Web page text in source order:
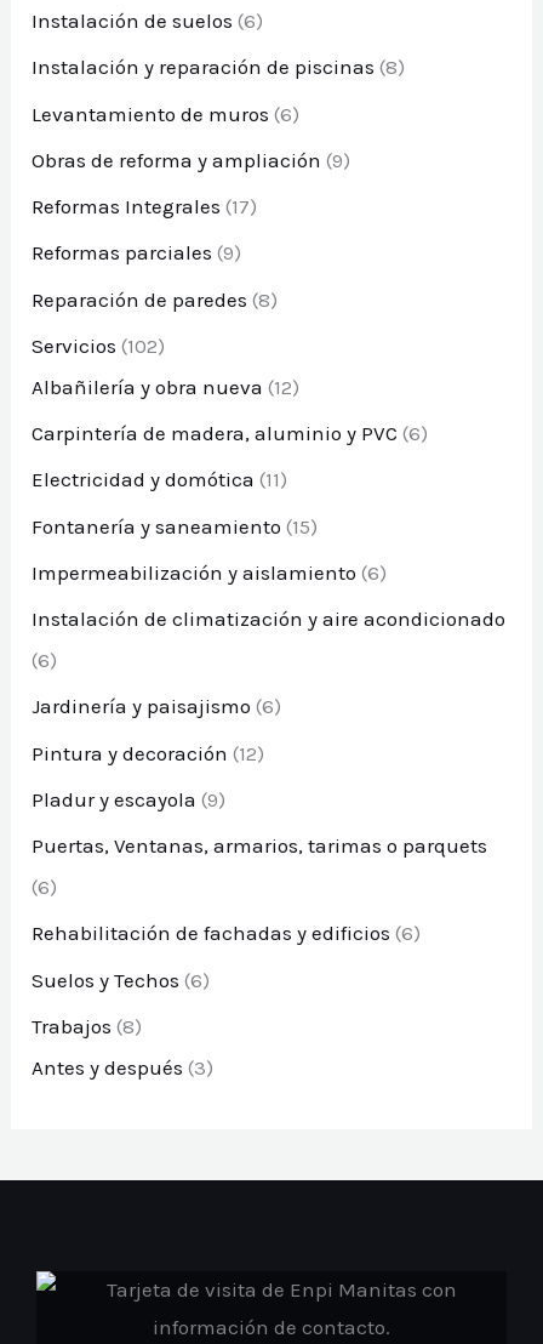
Instalación de suelos (6)
Instalación y reparación de piscinas (8)
Levantamiento de muros (6)
Obras de reforma y ampliación (9)
Reformas Integrales (17)
Reformas parciales (9)
Reparación de paredes (8)
Servicios (102)
Albañilería y obra nueva (12)
Carpintería de madera, aluminio y PVC (6)
Electricidad y domótica (11)
Fontanería y saneamiento (15)
Impermeabilización y aislamiento (6)
Instalación de climatización y aire acondicionado
(6)
Jardinería y paisajismo (6)
Pintura y decoración (12)
Pladur y escayola (9)
Puertas, Ventanas, armarios, tarimas o parquets
(6)
Rehabilitación de fachadas y edificios (6)
Suelos y Techos (6)
Trabajos (8)
Antes y después (3)